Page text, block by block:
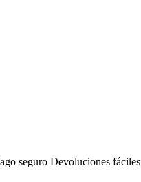
seguro Devoluciones fáciles